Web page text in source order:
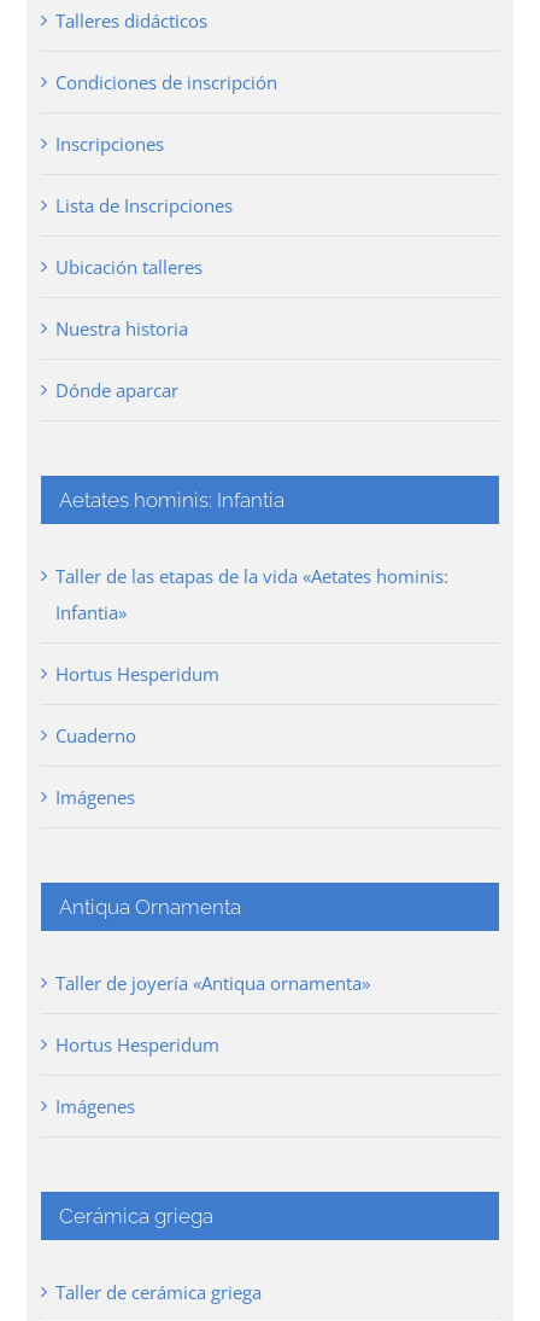
Talleres didácticos
Condiciones de inscripción
Inscripciones
Lista de Inscripciones
Ubicación talleres
Nuestra historia
Dónde aparcar
Aetates hominis: Infantia
Taller de las etapas de la vida «Aetates hominis:
Infantia»
Hortus Hesperidum
Cuaderno
Imágenes
Antiqua Ornamenta
Taller de joyería «Antiqua ornamenta»
Hortus Hesperidum
Imágenes
Cerámica griega
Taller de cerámica griega